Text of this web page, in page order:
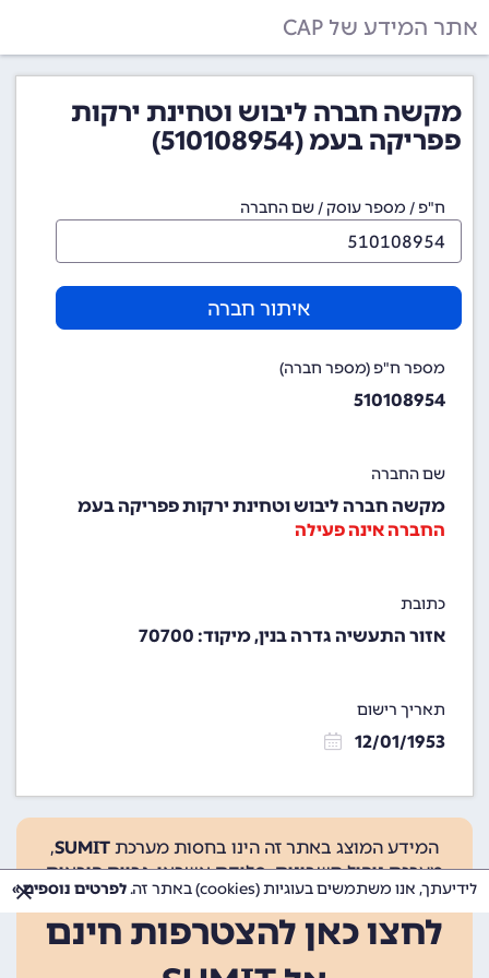
אתר המידע של CAP
מקשה חברה ליבוש וטחינת ירקות
פפריקה בעמ (510108954)
ח"פ / מספר עוסק / שם החברה
איתור חברה
מספר ח"פ (מספר חברה)
510108954
שם החברה
מקשה חברה ליבוש וטחינת ירקות פפריקה בעמ
החברה אינה פעילה
כתובת
אזור התעשיה גדרה בנין, מיקוד: 70700
תאריך רישום
12/01/1953
המידע המוצג באתר זה הינו בחסות מערכת SUMIT
,
מערכת ניהול חשבונות, סליקת אשראי, גביית הוראות
קבע ועוד.
לחצו כאן להצטרפות חינם
לידיעתך, אנו משתמשים בעוגיות (cookies) באתר זה. לפרטים נוספים »